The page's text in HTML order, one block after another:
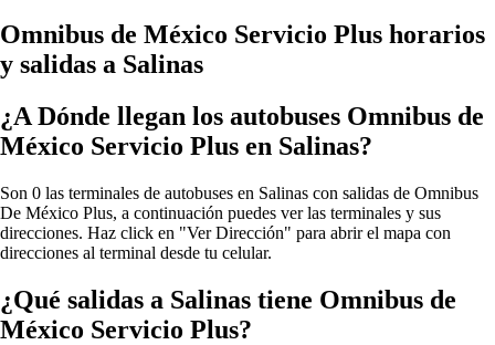
Omnibus de México Servicio Plus horarios
y salidas a Salinas
¿A Dónde llegan los autobuses Omnibus de
México Servicio Plus en Salinas?
Son 0 las terminales de autobuses en Salinas con salidas de Omnibus
De México Plus, a continuación puedes ver las terminales y sus
direcciones. Haz click en "Ver Dirección" para abrir el mapa con
direcciones al terminal desde tu celular.
¿Qué salidas a Salinas tiene Omnibus de
México Servicio Plus?